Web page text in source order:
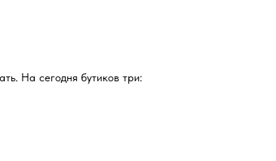
На сегодня бутиков три: